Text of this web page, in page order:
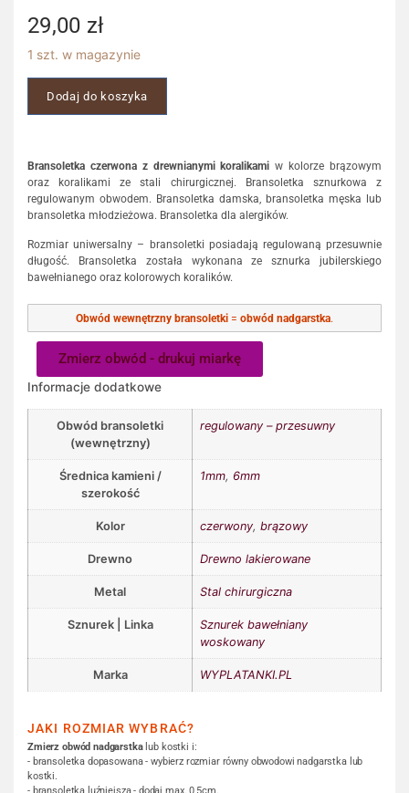
29,00 zł
1 szt. w magazynie
Dodaj do koszyka
Bransoletka czerwona z drewnianymi koralikami w kolorze brązowym
oraz koralikami ze stali chirurgicznej. Bransoletka sznurkowa z
regulowanym obwodem. Bransoletka damska, bransoletka męska lub
bransoletka młodzieżowa. Bransoletka dla alergików.
Rozmiar uniwersalny – bransoletki posiadają regulowaną przesuwnie
długość. Bransoletka została wykonana ze sznurka jubilerskiego
bawełnianego oraz kolorowych koralików.
Obwód wewnętrzny bransoletki = obwód nadgarstka.
Zmierz obwód - drukuj miarkę
Informacje dodatkowe
Obwód bransoletki
(wewnętrzny)
regulowany – przesuwny
Średnica kamieni /
szerokość
1mm, 6mm
Kolor czerwony, brązowy
Drewno Drewno lakierowane
Metal Stal chirurgiczna
Sznurek | Linka
Sznurek bawełniany
woskowany
Marka WYPLATANKI.PL
JAKI ROZMIAR WYBRAĆ?
Zmierz obwód nadgarstkalub kostki i:
- bransoletka dopasowana - wybierz rozmiar równy obwodowi nadgarstka lub
kostki.
- bransoletka luźniejsza - dodaj max. 0,5cm.